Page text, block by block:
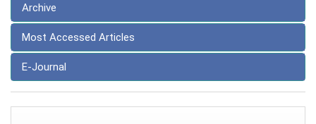
Archive
Most Accessed Articles
E-Journal